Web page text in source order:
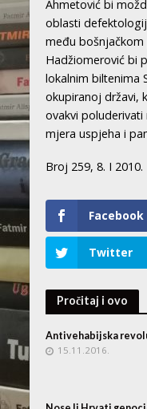
Ahmetović bi
oblasti
među
Hadžiomerović bi
lokalnim biltenima
okupiranoj državi,
ovakvi
mjera uspjeha i
Broj 259, 8. I 2010.
Facebook
Twitter
Pročitaj i ovo
Antivehabijska
15.11.2016.